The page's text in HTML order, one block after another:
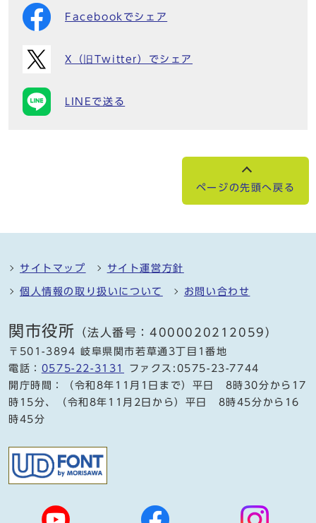
Facebookでシェア
X（旧Twitter）でシェア
LINEで送る
ページの先頭へ戻る
サイトマップ サイト運営方針
個人情報の取り扱いについて お問い合わせ
関市役所 （法人番号：4000020212059）
〒501-3894 岐阜県関市若草通3丁目1番地
電話： 0575-22-3131
ファクス:0575-23-7744
開庁時間：（令和8年11月1日まで）平日 8時30分から17
時15分、（令和8年11月2日から）平日 8時45分から16
時45分